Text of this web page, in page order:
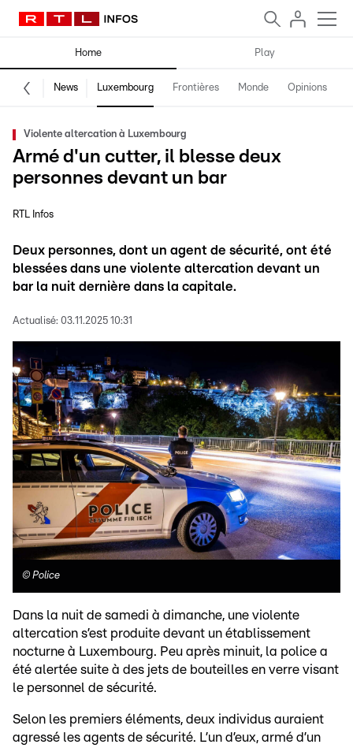
Home Play
News Luxembourg Frontières Monde Opinions
Violente altercation à Luxembourg
Armé d'un cutter, il blesse deux
personnes devant un bar
RTL Infos
Deux personnes, dont un agent de sécurité, ont été
blessées dans une violente altercation devant un
bar la nuit dernière dans la capitale.
Actualisé: 03.11.2025 10:31
© Police
Dans la nuit de samedi à dimanche, une violente
altercation s’est produite devant un établissement
nocturne à Luxembourg. Peu après minuit, la police a
été alertée suite à des jets de bouteilles en verre visant
le personnel de sécurité.
Selon les premiers éléments, deux individus auraient
agressé les agents de sécurité. L’un d’eux, armé d’un